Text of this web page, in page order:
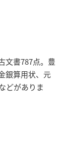
文書787点。豊
銀算用状、元
どがありま